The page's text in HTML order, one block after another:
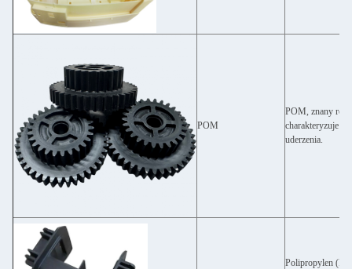
POM
POM, znany
charakteryzuje
uderzenia.
Polipropylen